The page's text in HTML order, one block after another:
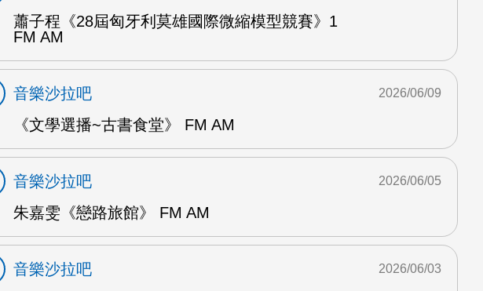
蕭子程《28屆匈牙利莫雄國際微縮模型競賽》1
FM AM
音樂沙拉吧
《文學選播~古書食堂》 FM AM
2026/06/09
音樂沙拉吧
朱嘉雯《戀路旅館》 FM AM
2026/06/05
音樂沙拉吧 2026/06/03